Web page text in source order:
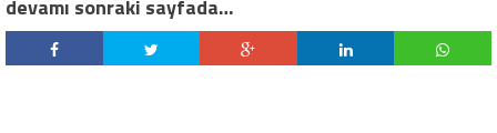
devamı sonraki sayfada…